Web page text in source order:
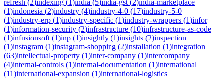
refresh (2)indexing (1)india (5)india-gst (2)india-marketplace
(1)indonesia (2)industry (4)industry-4-0 (17)industry-5-0
(1)industry-erp (1)industry-specific (1)industry-wrappers (1)infor
(1)information-security (2)infrastructure (10)infrastructure-as-code
(1)infusionsoft (1)inp (1)insightly (1)insights (2)inspection
(1)instagram (1)instagram-shopping (2)installation (1)integration
(63)intellectual-property (1)inter-company (1)intercompany
(4)internal-controls (1)internal-documentation (1)international
(11)international-expansion (1)international-logistics